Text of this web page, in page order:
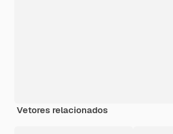
Vetores relacionados